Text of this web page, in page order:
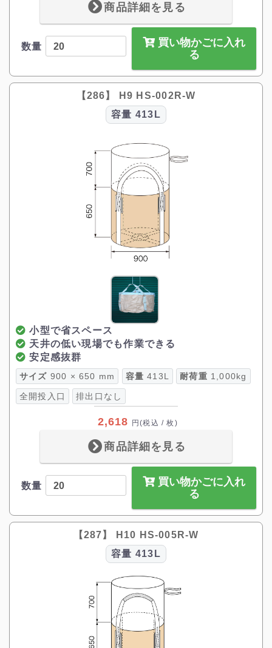
商品詳細を見る
数量
買い物かごに入れ
る
【286】 H9 HS-002R-W
容量 413L
小型で省スペース
天井の低い現場でも作業できる
安定感抜群
サイズ 900 × 650 mm 容量 413L 耐荷重 1,000kg
全開投入口 排出口なし
2,618 円(税込 / 枚)
商品詳細を見る
数量
買い物かごに入れ
る
【287】 H10 HS-005R-W
容量 413L